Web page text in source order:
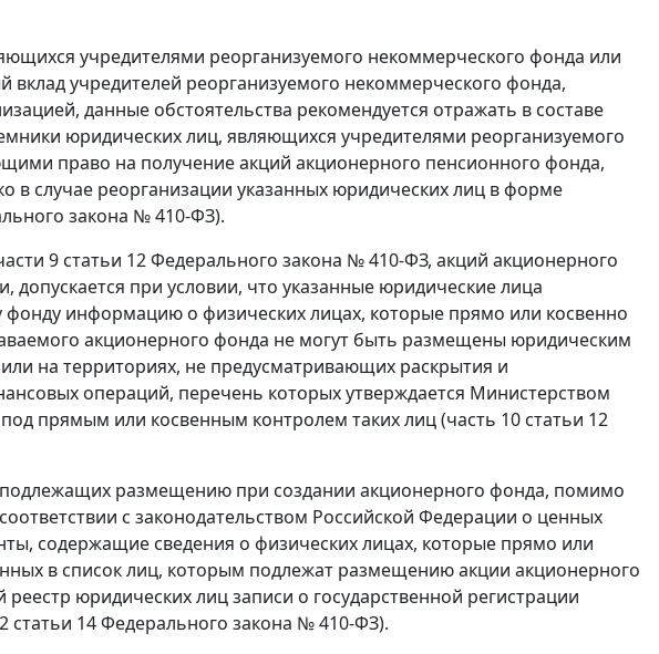
учредителями реорганизуемого некоммерческого фонда или
учредителей реорганизуемого некоммерческого фонда,
данные обстоятельства рекомендуется отражать в составе
юридических лиц, являющихся учредителями реорганизуемого
право на получение акций акционерного пенсионного фонда,
случае реорганизации указанных юридических лиц в форме
закона № 410-ФЗ).
9 статьи 12 Федерального закона № 410-ФЗ, акций акционерного
при условии, что указанные юридические лица
информацию о физических лицах, которые прямо или косвенно
акционерного фонда не могут быть размещены юридическим
на территориях, не предусматривающих раскрытия и
операций, перечень которых утверждается Министерством
прямым или косвенным контролем таких лиц (часть 10 статьи 12
подлежащих размещению при создании акционерного фонда, помимо
с законодательством Российской Федерации о ценных
содержащие сведения о физических лицах, которые прямо или
в список лиц, которым подлежат размещению акции акционерного
юридических лиц записи о государственной регистрации
статьи 14 Федерального закона № 410-ФЗ).